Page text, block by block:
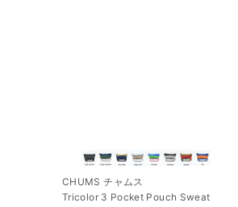
CHUMS チャムス
Tricolor 3 Pocket Pouch Sweat